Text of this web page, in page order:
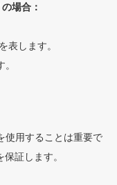
場合：
表します。
使用することは重要で
証します。